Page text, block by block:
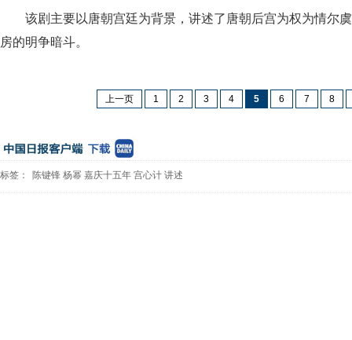
该剧主要以唐朝宫廷为背景，讲述了唐朝后宫为权为情尔
房的明争暗斗。
上一页 1 2 3 4 5 6 7 8
标签： 陈键锋 杨幂 嘉庆十五年 宫心计 讲述